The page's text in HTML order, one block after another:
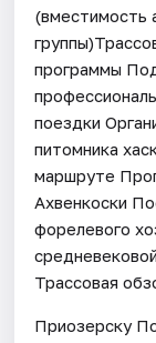
(вместимость
программы
поездки
питомника
маршруте
Ахвенкоски
форелевого
Трассовая
Приозерску